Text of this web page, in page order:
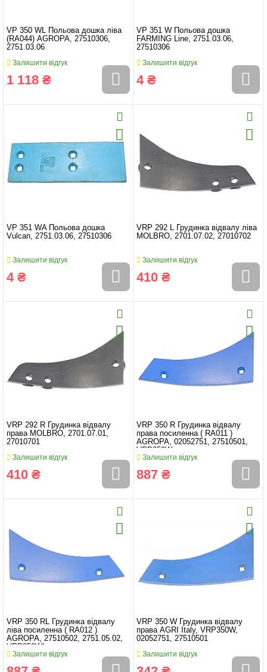
VP 350 WL Польова дошка ліва
(RA044) AGROPA, 27510306,
2751.03.06
Залишити відгук
1 118 ₴
VP 351 W Польова дошка
FARMING Line, 2751.03.06,
27510306
Залишити відгук
4 ₴
VP 351 WA Польова дошка
Vulcan, 2751.03.06, 27510306
Залишити відгук
4 ₴
VRP 292 L Грудинка відвалу ліва
MOLBRO, 2701.07.02, 27010702
Залишити відгук
410 ₴
VRP 292 R Грудинка відвалу
права MOLBRO, 2701.07.01,
27010701
Залишити відгук
410 ₴
VRP 350 R Грудинка відвалу
права посиленна ( RA011 )
AGROPA, 02052751, 27510501,
VRP350W
Залишити відгук
887 ₴
VRP 350 RL Грудинка відвалу
ліва посиленна ( RA012 )
AGROPA, 27510502, 2751.05.02,
VRP350WL
Залишити відгук
VRP 350 W Грудинка відвалу
права AGRI Italy, VRP350W,
02052751, 27510501
Залишити відгук